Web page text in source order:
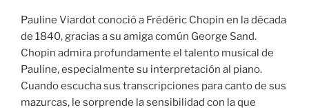
Pauline Viardot conoció a Frédéric Chopin en la década
de 1840, gracias a su amiga común George Sand.
Chopin admira profundamente el talento musical de
Pauline, especialmente su interpretación al piano.
Cuando escucha sus transcripciones para canto de sus
mazurcas, le sorprende la sensibilidad con la que